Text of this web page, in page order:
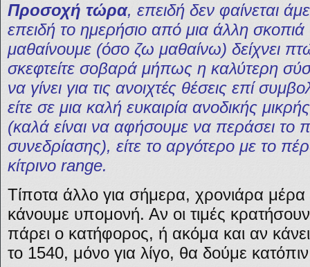
Προσοχή τώρα, επειδή δεν φαίνεται
επειδή το ημερήσιο από μια άλλη
μαθαίνουμε (όσο ζω μαθαίνω) δείχνει
σκεφτείτε σοβαρά μήπως η καλύτερη
να γίνει για τις ανοιχτές θέσεις επί
είτε σε μια καλή ευκαιρία ανοδικής
(καλά είναι να αφήσουμε να περάσει το
συνεδρίασης), είτε το αργότερο με το
κίτρινο range.
Τίποτα άλλο για σήμερα, χρονιάρα μέρα
κάνουμε υπομονή. Αν οι τιμές
πάρει ο κατήφορος, ή ακόμα και αν
το 1540, μόνο για λίγο, θα δούμε